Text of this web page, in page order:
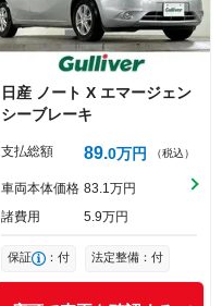
日産 ノート X エマージェン
シーブレーキ
支払総額 89 0万円 （税込）
車両本体価格 83 1万円
諸費用
5 9万円
保証 ：付 法定整備：付